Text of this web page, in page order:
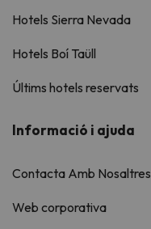
Hotels Sierra Nevada
Hotels Boí Taüll
Últims hotels reservats
Informació i ajuda
Contacta Amb Nosaltres
Web corporativa